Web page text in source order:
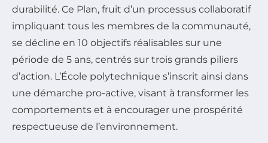
durabilité. Ce Plan, fruit d’un processus collaboratif
impliquant tous les membres de la communauté,
se décline en 10 objectifs réalisables sur une
période de 5 ans, centrés sur trois grands piliers
d’action. L’École polytechnique s’inscrit ainsi dans
une démarche pro-active, visant à transformer les
comportements et à encourager une prospérité
respectueuse de l’environnement.